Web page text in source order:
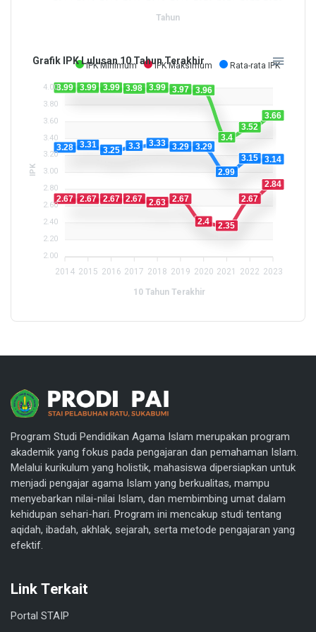
Tahun
IPK Minimum IPK Maksimum Rata-rata IPK
2014 2015 2016 2017 2018 2019 2020 2021 2022 2023
10 Tahun Terakhir
3.99 3.99 3.99 3.98 3.99 3.97 3.96
3.4
3.52
3.66
2.67 2.67 2.67 2.67 2.63 2.67
2.4 2.35
2.67
2.84
3.28 3.31
3.25 3.3 3.33 3.29 3.29
2.99
3.15 3.14
Grafik IPK Lulusan 10 Tahun Terakhir
4.00
3.80
3.60
3.40
3.20
3.00
2.80
2.60
2.40
2.20
2.00
IPK
Program Studi Pendidikan Agama Islam merupakan program
akademik yang fokus pada pengajaran dan pemahaman Islam.
Melalui kurikulum yang holistik, mahasiswa dipersiapkan untuk
menjadi pengajar agama Islam yang berkualitas, mampu
menyebarkan nilai-nilai Islam, dan membimbing umat dalam
kehidupan sehari-hari. Program ini mencakup studi tentang
aqidah, ibadah, akhlak, sejarah, serta metode pengajaran yang
efektif.
Link Terkait
Portal STAIP